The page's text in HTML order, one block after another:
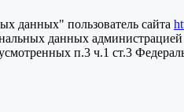
данных" пользователь сайта
данных
п.3 ч.1 ст.3